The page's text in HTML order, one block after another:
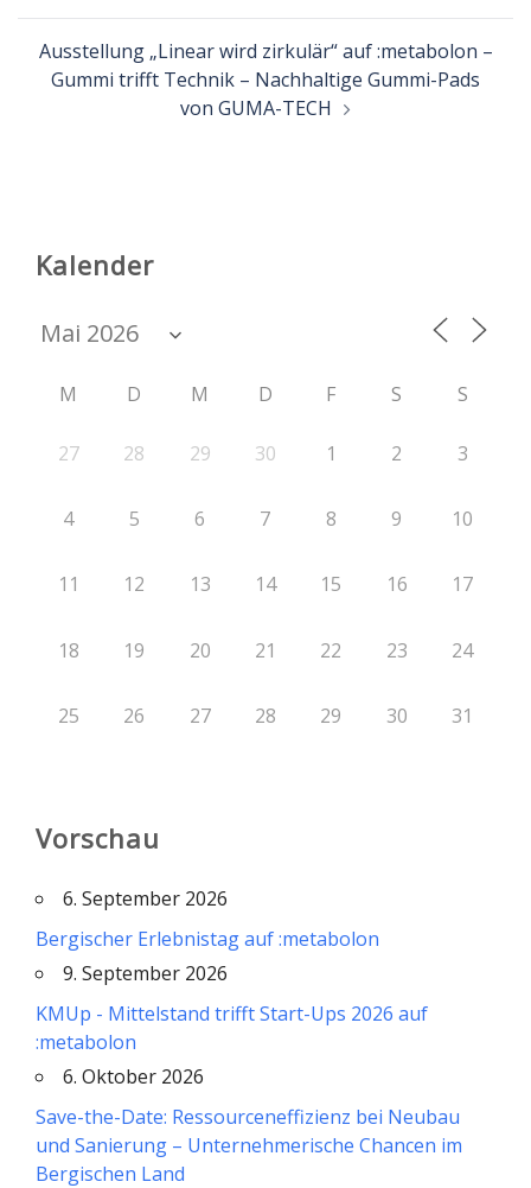
Ausstellung „Linear wird zirkulär“ auf :metabolon –
Gummi trifft Technik – Nachhaltige Gummi-Pads
von GUMA-TECH
Kalender
M D M D F S S
27 28 29 30 1 2 3
4 5 6 7 8 9 10
11 12 13 14 15 16 17
18 19 20 21 22 23 24
25 26 27 28 29 30 31
Vorschau
6. September 2026
Bergischer Erlebnistag auf :metabolon
9. September 2026
KMUp - Mittelstand trifft Start-Ups 2026 auf
:metabolon
6. Oktober 2026
Save-the-Date: Ressourceneffizienz bei Neubau
und Sanierung – Unternehmerische Chancen im
Bergischen Land